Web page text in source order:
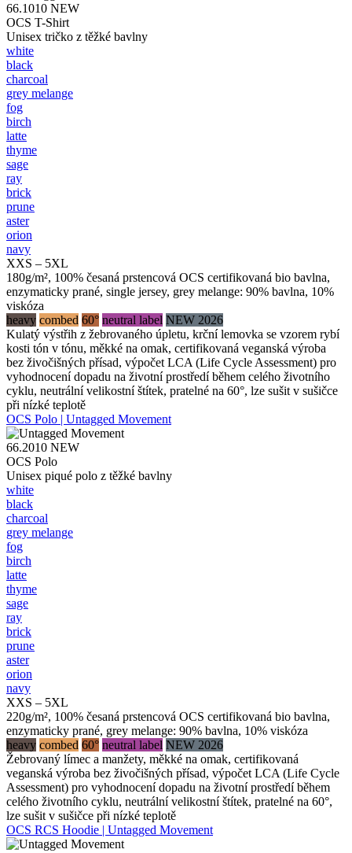
66.1010 NEW
OCS T-Shirt
Unisex tričko z těžké bavlny
white
black
charcoal
grey melange
fog
birch
latte
thyme
sage
ray
brick
prune
aster
orion
navy
XXS – 5XL
180g/m², 100% česaná prstencová OCS certifikovaná bio bavlna,
enzymaticky prané, single jersey, grey melange: 90% bavlna, 10%
viskóza
heavy combed 60° neutral label NEW 2026
Kulatý výstřih z žebrovaného úpletu, krční lemovka se vzorem rybí
kosti tón v tónu, měkké na omak, certifikovaná veganská výroba
bez živočišných přísad, výpočet LCA (Life Cycle Assessment) pro
vyhodnocení dopadu na životní prostředí během celého životního
cyklu, neutrální velikostní štítek, pratelné na 60°, lze sušit v sušičce
při nízké teplotě
OCS Polo | Untagged Movement
66.2010 NEW
OCS Polo
Unisex piqué polo z těžké bavlny
white
black
charcoal
grey melange
fog
birch
latte
thyme
sage
ray
brick
prune
aster
orion
navy
XXS – 5XL
220g/m², 100% česaná prstencová OCS certifikovaná bio bavlna,
enzymaticky prané, grey melange: 90% bavlna, 10% viskóza
heavy combed 60° neutral label NEW 2026
Žebrovaný límec a manžety, měkké na omak, certifikovaná
veganská výroba bez živočišných přísad, výpočet LCA (Life Cycle
Assessment) pro vyhodnocení dopadu na životní prostředí během
celého životního cyklu, neutrální velikostní štítek, pratelné na 60°,
lze sušit v sušičce při nízké teplotě
OCS RCS Hoodie | Untagged Movement